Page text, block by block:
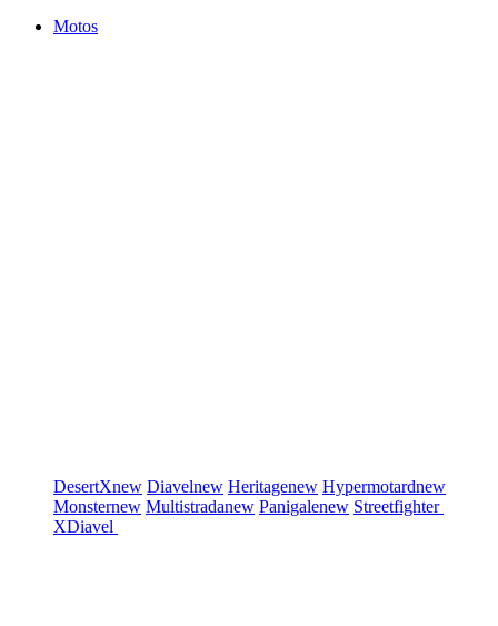
Motos
DesertXnew Diavelnew Heritagenew Hypermotardnew
Monsternew Multistradanew Panigalenew Streetfighter
XDiavel